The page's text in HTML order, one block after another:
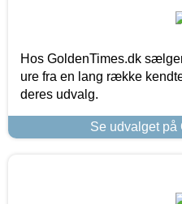
Hos GoldenTimes.dk
ure fra en lang række
deres udvalg.
Se udvalget på